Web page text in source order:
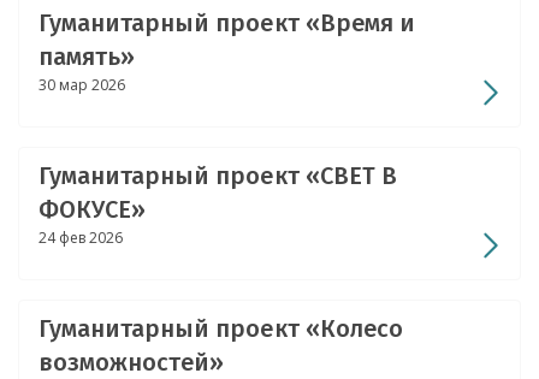
Гуманитарный проект «Время и
память»
30 мар 2026
Гуманитарный проект «СВЕТ В
ФОКУСЕ»
24 фев 2026
Гуманитарный проект «Колесо
возможностей»